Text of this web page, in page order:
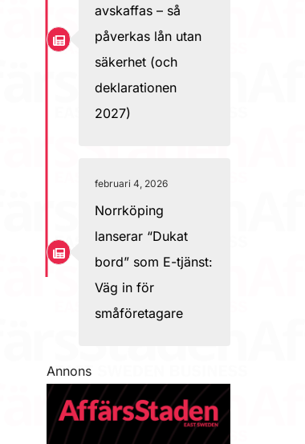
avskaffas – så
påverkas lån utan
säkerhet (och
deklarationen
2027)
februari 4, 2026
Norrköping
lanserar “Dukat
bord” som E-tjänst:
Väg in för
småföretagare
Annons